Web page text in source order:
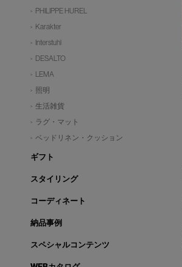
PHILIPPE HUREL
Karakter
Interstuhl
DESALTO
LEMA
照明
生活雑貨
ラグ・マット
ベッドリネン・クッション
ギフト
スタイリング
コーディネート
納品事例
スペシャルコンテンツ